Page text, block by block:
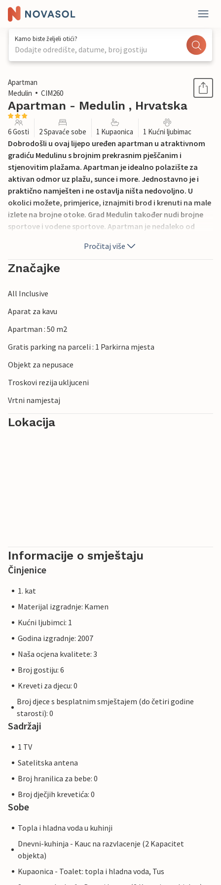
Kamo biste željeli otići?
Dodajte odredište, datume, broj gostiju
1 / 34
Apartman
Medulin
CIM260
Apartman - Medulin , Hrvatska
6 Gosti 2 Spavaće sobe 1 Kupaonica 1 Kućni ljubimac
Dobrodošli u ovaj lijepo uređen apartman u atraktivnom
gradiću Medulinu s brojnim prekrasnim pješčanim i
stjenovitim plažama. Apartman je idealno polazište za
aktivan odmor uz plažu, sunce i more. Jednostavno je i
praktično namješten i ne ostavlja ništa nedovoljno. U
okolici možete, primjerice, iznajmiti brod i krenuti na male
izlete na brojne otoke. Grad Medulin također nudi brojne
sportove i vodene sportove. Apartman je nedaleko od
Pročitaj više
Značajke
All Inclusive
Aparat za kavu
Apartman : 50 m2
Gratis parking na parceli : 1 Parkirna mjesta
Objekt za nepusace
Troskovi rezija ukljuceni
Vrtni namjestaj
Lokacija
Informacije o smještaju
Činjenice
1. kat
Materijal izgradnje: Kamen
Kućni ljubimci: 1
Godina izgradnje: 2007
Naša ocjena kvalitete: 3
Broj gostiju: 6
Kreveti za djecu: 0
Broj djece s besplatnim smještajem (do četiri godine
starosti): 0
Sadržaji
1 TV
Satelitska antena
Broj hranilica za bebe: 0
Broj dječjih krevetića: 0
Sobe
Topla i hladna voda u kuhinji
Dnevni-kuhinja - Kauc na razvlacenje (2 Kapacitet
objekta)
Kupaonica - Toalet: topla i hladna voda, Tus